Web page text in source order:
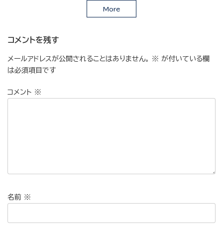
More
コメントを残す
メールアドレスが公開されることはありません。 ※ が付いている欄
は必須項目です
コメント ※
名前 ※